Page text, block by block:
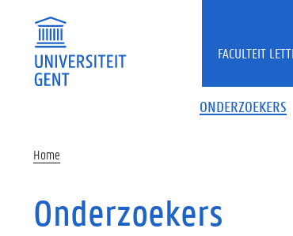
ONDERZOEKERS
FACULTEIT
Home
Onderzoekers